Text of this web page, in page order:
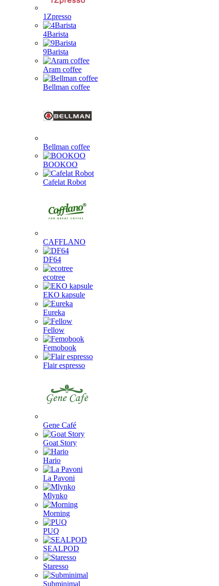
1Zpresso
4Barista
9Barista
Aram coffee
Bellman coffee
Bellman coffee
BOOKOO
Cafelat Robot
CAFFLANO
DF64
ecotree
EKO kapsule
Eureka
Fellow
Femobook
Flair espresso
Gene Café
Goat Story
Hario
La Pavoni
Mlynko
Morning
PUQ
SEALPOD
Staresso
Subminimal